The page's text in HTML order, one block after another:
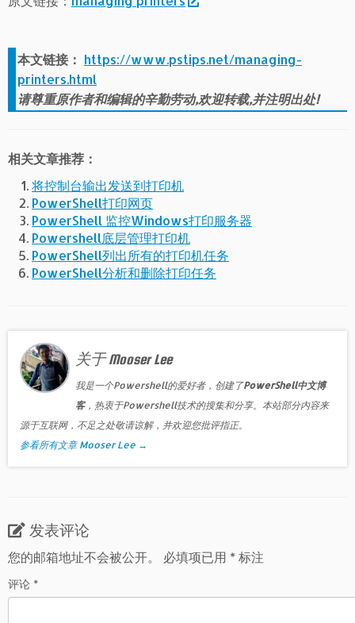
本文链接： https://www.pstips.net/managing-
printers.html
请尊重原作者和编辑的辛勤劳动,欢迎转载,并注明出处!
相关文章推荐：
将控制台输出发送到打印机
PowerShell打印网页
PowerShell 监控Windows打印服务器
Powershell底层管理打印机
PowerShell列出所有的打印机任务
PowerShell分析和删除打印任务
关于 Mooser Lee
我是一个Powershell的爱好者，创建了PowerShell中文博
客，热衷于Powershell技术的搜集和分享。本站部分内容来
源于互联网，不足之处敬请谅解，并欢迎您批评指正。
参看所有文章 Mooser Lee →
发表评论
您的邮箱地址不会被公开。
必填项已用 *标注
评论 *